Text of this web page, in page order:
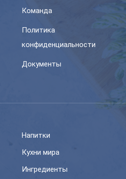
Команда
Политика
конфиденциальности
Документы
Напитки
Кухни мира
Ингредиенты